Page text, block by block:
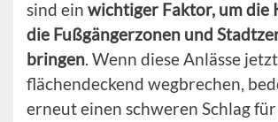
sind ein wichtiger Faktor, um die
die Fußgängerzonen und
bringen. Wenn diese Anlässe
flächendeckend wegbrechen,
erneut einen schweren Schlag